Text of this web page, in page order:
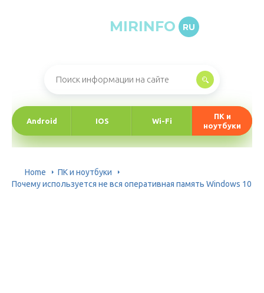
MIRINFO RU
Android IOS Wi-Fi
ПК и
ноутбуки
Home
ПК и ноутбуки
Почему используется не вся оперативная память Windows 10